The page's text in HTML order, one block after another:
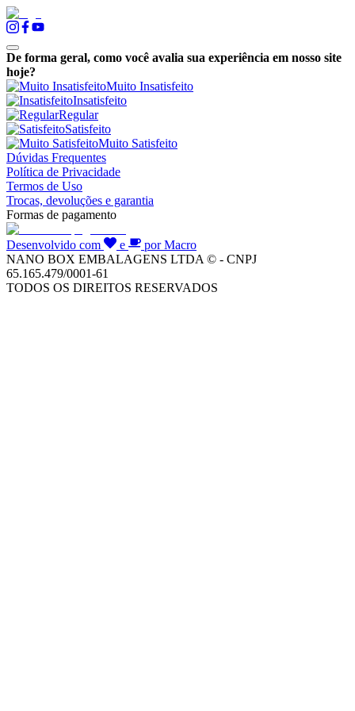
De forma geral, como você avalia sua experiência em nosso site
hoje?
Muito Insatisfeito
Insatisfeito
Regular
Satisfeito
Muito Satisfeito
Dúvidas Frequentes
Política de Privacidade
Termos de Uso
Trocas, devoluções e garantia
Formas de pagamento
Desenvolvido com e
por Macro
NANO BOX EMBALAGENS LTDA © - CNPJ
65.165.479/0001-61
TODOS OS DIREITOS RESERVADOS